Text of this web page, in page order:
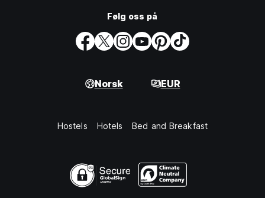
Følg oss på
Norsk EUR
Hostels Hotels Bed and Breakfast